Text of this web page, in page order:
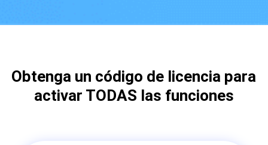
Obtenga un código de licencia para
activar TODAS las funciones